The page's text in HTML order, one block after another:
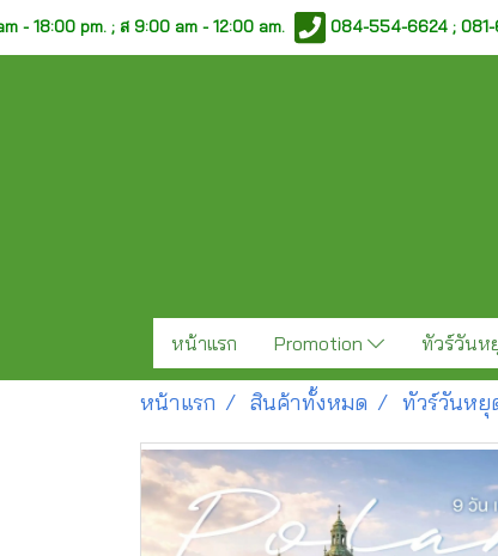
- 18:00 pm. ;ส 9:00 am - 12:00 am. 084-554-6624 ;
หน้าแรก Promotion ทัวร์วันห
หน้าแรก สินค้าทั้งหมด ทัวร์วันหยุ